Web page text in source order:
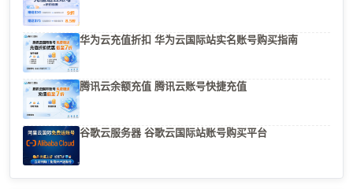
华为云充值折扣 华为云国际站实名账号购买指南
腾讯云余额充值 腾讯云账号快捷充值
谷歌云服务器 谷歌云国际站账号购买平台